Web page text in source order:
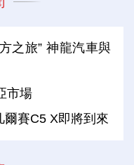
之旅” 神龍汽車與
市場
賽C5 X即將到來